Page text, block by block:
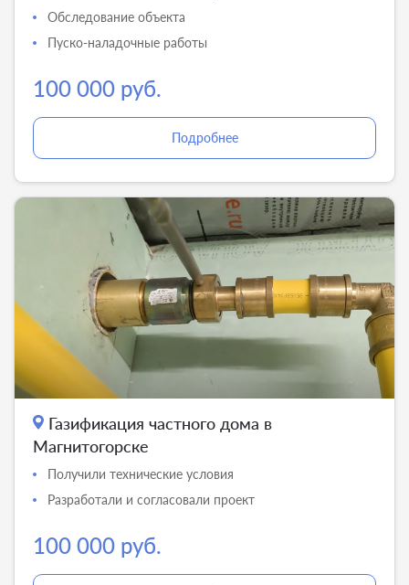
Обследование объекта
Пуско-наладочные работы
100 000 руб.
Подробнее
Газификация частного дома в
Магнитогорске
Получили технические условия
Разработали и согласовали проект
100 000 руб.